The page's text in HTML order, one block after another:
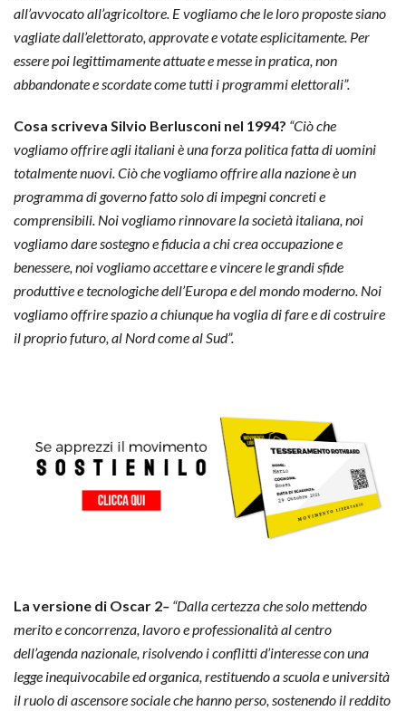
all’avvocato all’agricoltore. E vogliamo che le loro proposte siano
vagliate dall’elettorato, approvate e votate esplicitamente. Per
essere poi legittimamente attuate e messe in pratica, non
abbandonate e scordate come tutti i programmi elettorali”.
Cosa scriveva Silvio Berlusconi nel 1994? “Ciò che
vogliamo offrire agli italiani è una forza politica fatta di uomini
totalmente nuovi. Ciò che vogliamo offrire alla nazione è un
programma di governo fatto solo di impegni concreti e
comprensibili. Noi vogliamo rinnovare la società italiana, noi
vogliamo dare sostegno e fiducia a chi crea occupazione e
benessere, noi vogliamo accettare e vincere le grandi sfide
produttive e tecnologiche dell’Europa e del mondo moderno. Noi
vogliamo offrire spazio a chiunque ha voglia di fare e di costruire
il proprio futuro, al Nord come al Sud”.
La versione di Oscar 2– “Dalla certezza che solo mettendo
merito e concorrenza, lavoro e professionalità al centro
dell’agenda nazionale, risolvendo i conflitti d’interesse con una
legge inequivocabile ed organica, restituendo a scuola e università
il ruolo di ascensore sociale che hanno perso, sostenendo il reddito